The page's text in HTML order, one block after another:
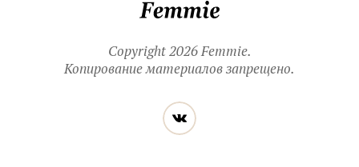
Copyright 2026 Femmie.
Копирование материалов запрещено.
Читайте
нас
в социальных